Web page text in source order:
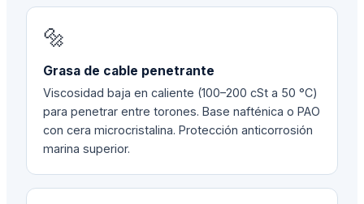
🔩
Grasa de cable penetrante
Viscosidad baja en caliente (100–200 cSt a 50 °C)
para penetrar entre torones. Base nafténica o PAO
con cera microcristalina. Protección anticorrosión
marina superior.